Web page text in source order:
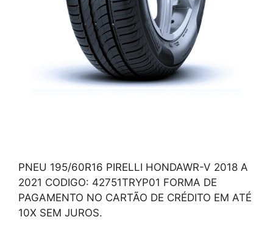
PNEU 195/60R16 PIRELLI HONDAWR-V 2018 A
2021 CODIGO: 42751TRYP01 FORMA DE
PAGAMENTO NO CARTÃO DE CRÉDITO EM ATÉ
10X SEM JUROS.